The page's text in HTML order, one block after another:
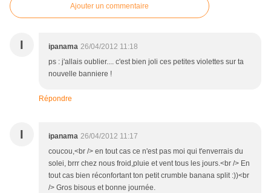
Ajouter un commentaire
I ipanama 26/04/2012 11:18
ps : j'allais oublier.... c'est bien joli ces petites violettes sur ta
nouvelle banniere !
Répondre
I ipanama 26/04/2012 11:17
coucou,<br /> en tout cas ce n'est pas moi qui t'enverrais du
solei, brrr chez nous froid,pluie et vent tous les jours.<br /> En
tout cas bien réconfortant ton petit crumble banana split :))<br
/> Gros bisous et bonne journée.